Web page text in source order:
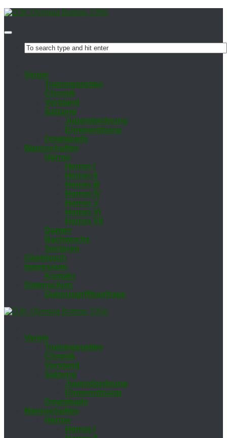
Ver­ein
Trai­nings­zei­ten
Chro­nik
Vor­stand
Sat­zung
Ju­gend­ord­nung
Eh­ren­ord­nung
Down­loads
Mann­schaf­ten
Her­ren
Her­ren I
Her­ren II
Her­ren III
Her­ren IV
Her­ren V
Her­ren VI
Her­ren VII
Da­men
Nach­wuchs
Se­nio­ren
Gäs­te­buch
Im­pres­sum
Kon­takt
Da­ten­schutz
Da­ten­zu­griffs­an­fra­ge
Ver­ein
Trai­nings­zei­ten
Chro­nik
Vor­stand
Sat­zung
Ju­gend­ord­nung
Eh­ren­ord­nung
Down­loads
Mann­schaf­ten
Her­ren
Her­ren I